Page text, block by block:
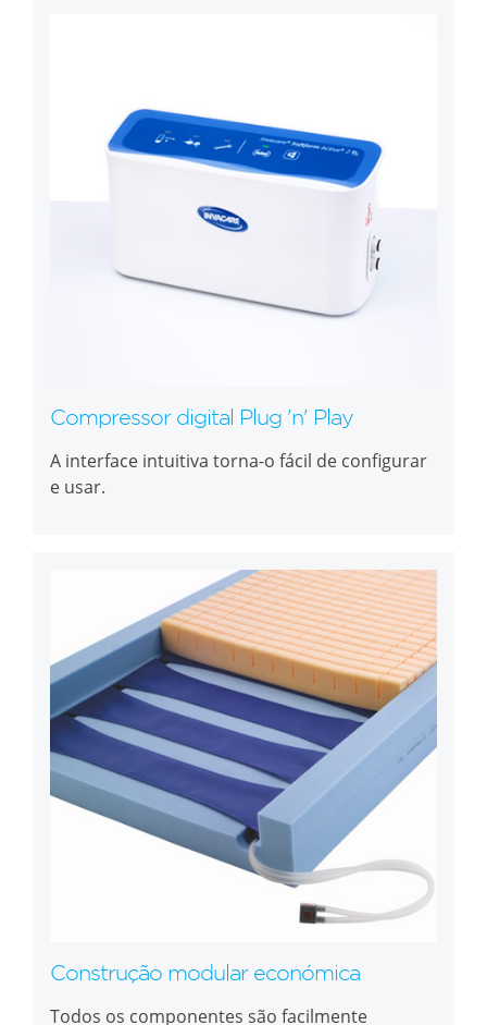
Compressor digital Plug 'n' Play
A interface intuitiva torna-o fácil de configurar
e usar.
Construção modular económica
Todos os componentes são facilmente